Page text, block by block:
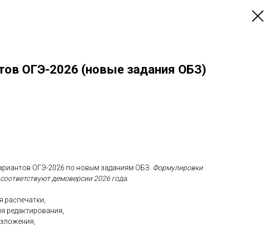
ОГЭ-2026 (новые задания ОБЗ)
ОГЭ-2026 по новым заданиям ОБЗ. Формулировки
демоверсии 2026 года.
распечатки,
редактирования,